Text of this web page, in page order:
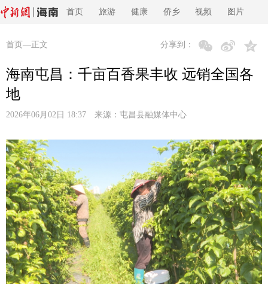
首页 旅游 健康 侨乡 视频 图片
首页 —正文 分享到：
海南屯昌：千亩百香果丰收 远销全国各
地
2026年06月02日 18:37 来源： 屯昌县融媒体中心